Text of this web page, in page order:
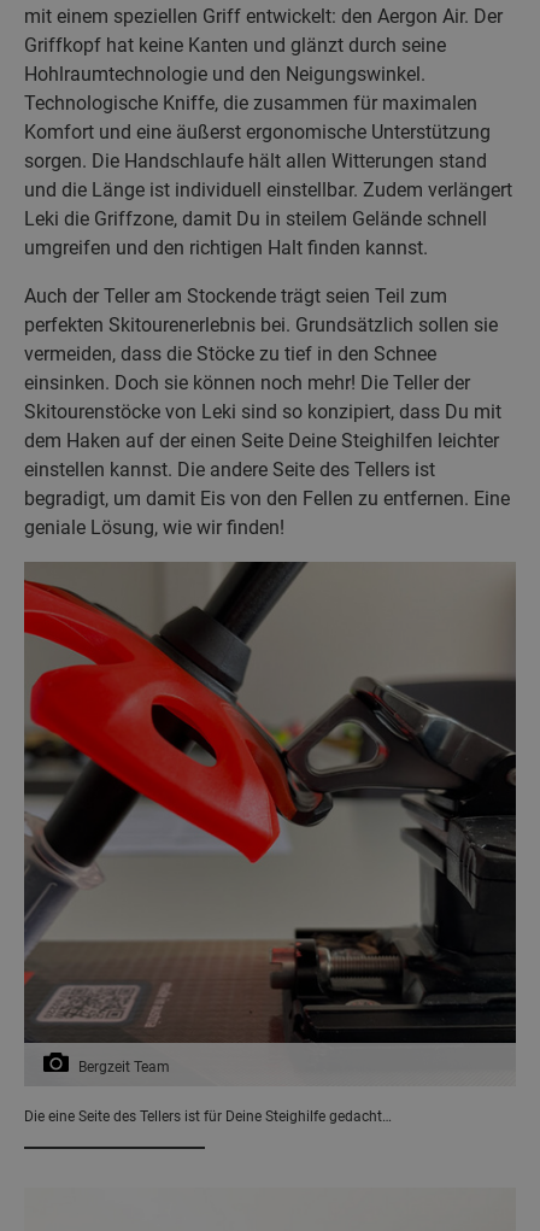
mit einem speziellen Griff entwickelt: den Aergon Air. Der
Griffkopf hat keine Kanten und glänzt durch seine
Hohlraumtechnologie und den Neigungswinkel.
Technologische Kniffe, die zusammen für maximalen
Komfort und eine äußerst ergonomische Unterstützung
sorgen. Die Handschlaufe hält allen Witterungen stand
und die Länge ist individuell einstellbar. Zudem verlängert
Leki die Griffzone, damit Du in steilem Gelände schnell
umgreifen und den richtigen Halt finden kannst.
Auch der Teller am Stockende trägt seien Teil zum
perfekten Skitourenerlebnis bei. Grundsätzlich sollen sie
vermeiden, dass die Stöcke zu tief in den Schnee
einsinken. Doch sie können noch mehr! Die Teller der
Skitourenstöcke von Leki sind so konzipiert, dass Du mit
dem Haken auf der einen Seite Deine Steighilfen leichter
einstellen kannst. Die andere Seite des Tellers ist
begradigt, um damit Eis von den Fellen zu entfernen. Eine
geniale Lösung, wie wir finden!
Bergzeit Team
Die eine Seite des Tellers ist für Deine Steighilfe gedacht…